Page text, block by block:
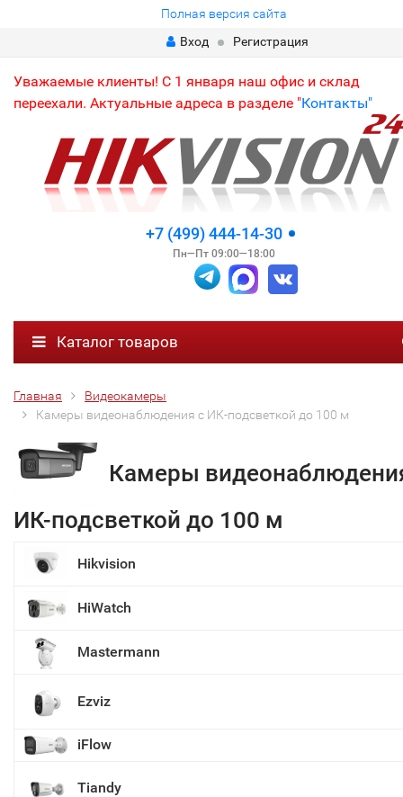
Полная версия сайта
Вход
Регистрация
Уважаемые клиенты! С 1 января наш офис и склад
переехали. Актуальные адреса в разделе "Контакты"
+7 (499) 444-14-30
Пн—Пт 09:00—18:00
Каталог товаров
Главная
Видеокамеры
Камеры видеонаблюдения с ИК-подсветкой до 100 м
Камеры
ИК-подсветкой до 100 м
Hikvision
HiWatch
Mastermann
Ezviz
iFlow
Tiandy